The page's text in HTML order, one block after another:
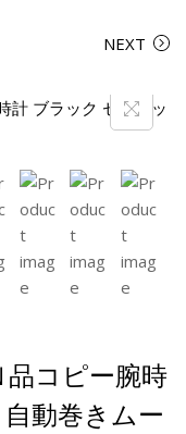
NEXT
品コピー腕時
動巻きムー